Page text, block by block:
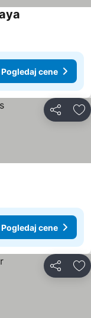
Pogledaj cene
Deli
Pogledaj cene
Deli